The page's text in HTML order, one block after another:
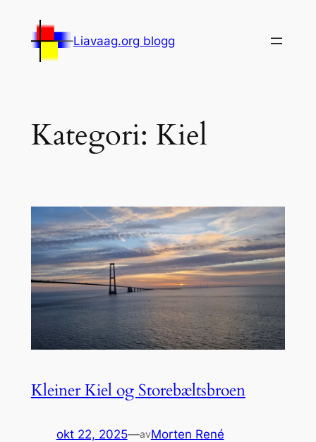
innhold
Liavaag.org blogg
Kategori: Kiel
Kleiner Kiel og Storebæltsbroen
okt 22, 2025—avMorten René